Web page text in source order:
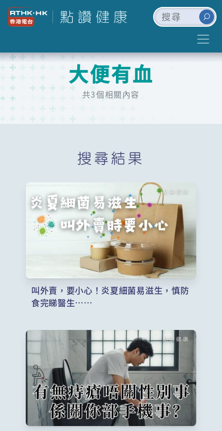
大便有血
共3個相關內容
搜尋結果
叫外賣，要小心！炎夏細菌易滋生，慎防
食完睇醫生……